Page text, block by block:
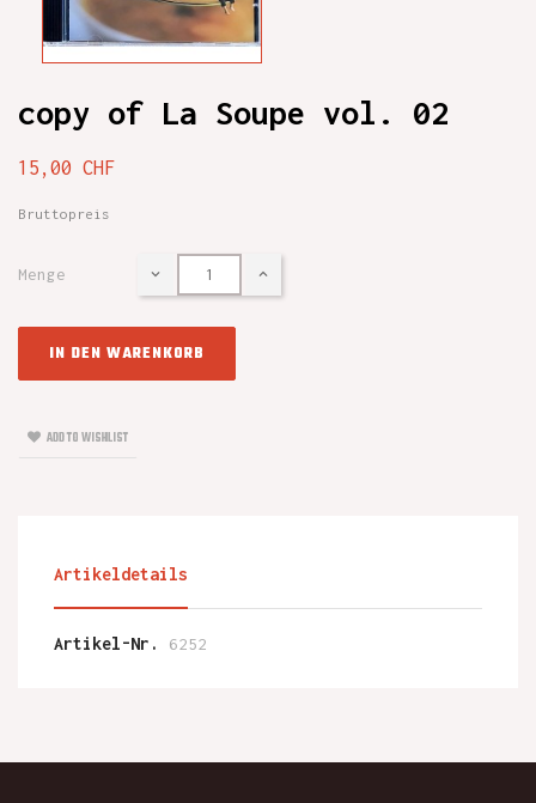
copy of La Soupe vol. 02
15,00 CHF
Bruttopreis
Menge
IN DEN WARENKORB
ADD TO WISHLIST
Artikeldetails
Artikel-Nr. 6252